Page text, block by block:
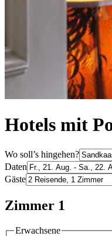
Hotels mit
Wo soll’s hingehen?
Daten
Gäste
Zimmer 1
Erwachsene